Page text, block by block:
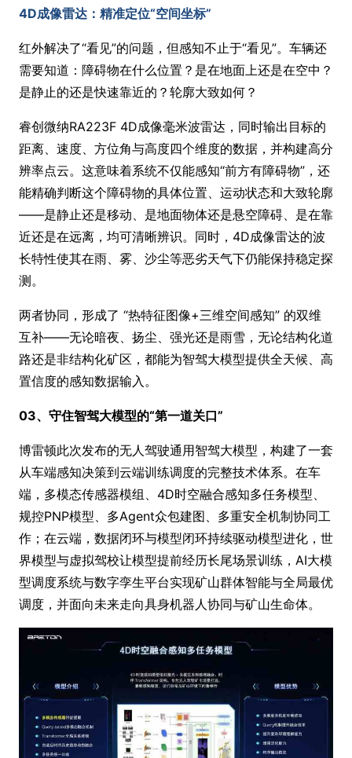
4D成像雷达：精准定位“空间坐标”
红外解决了“看见”的问题，但感知不止于“看见”。车辆还
需要知道：障碍物在什么位置？是在地面上还是在空中？
是静止的还是快速靠近的？轮廓大致如何？
睿创微纳RA223F 4D成像毫米波雷达，同时输出目标的
距离、速度、方位角与高度四个维度的数据，并构建高分
辨率点云。这意味着系统不仅能感知“前方有障碍物”，还
能精确判断这个障碍物的具体位置、运动状态和大致轮廓
——是静止还是移动、是地面物体还是悬空障碍、是在靠
近还是在远离，均可清晰辨识。同时，4D成像雷达的波
长特性使其在雨、雾、沙尘等恶劣天气下仍能保持稳定探
测。
两者协同，形成了 “热特征图像+三维空间感知” 的双维
互补——无论暗夜、扬尘、强光还是雨雪，无论结构化道
路还是非结构化矿区，都能为智驾大模型提供全天候、高
置信度的感知数据输入。
03、守住智驾大模型的“第一道关口”
博雷顿此次发布的无人驾驶通用智驾大模型，构建了一套
从车端感知决策到云端训练调度的完整技术体系。在车
端，多模态传感器模组、4D时空融合感知多任务模型、
规控PNP模型、多Agent众包建图、多重安全机制协同工
作；在云端，数据闭环与模型闭环持续驱动模型进化，世
界模型与虚拟驾校让模型提前经历长尾场景训练，AI大模
型调度系统与数字孪生平台实现矿山群体智能与全局最优
调度，并面向未来走向具身机器人协同与矿山生命体。